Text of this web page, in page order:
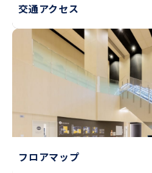
交通アクセス
フロアマップ